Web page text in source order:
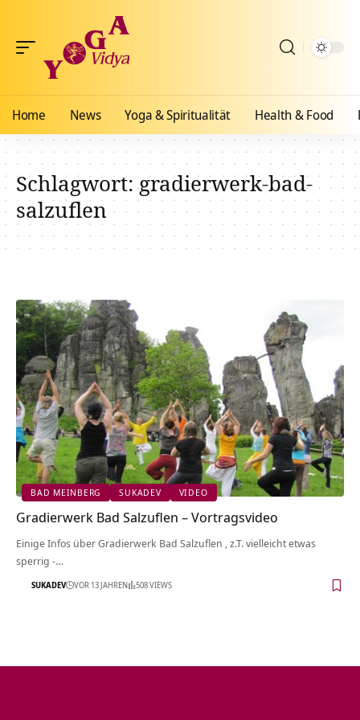
Home News Yoga & Spiritualität Health & Food
Schlagwort:gradierwerk-bad-
salzuflen
BAD MEINBERG SUKADEV VIDEO
Gradierwerk Bad Salzuflen‏‎ – Vortragsvideo
Einige Infos über Gradierwerk Bad Salzuflen‏‎ , z.T. vielleicht etwas
sperrig -…
SUKADEV VOR 13 JAHREN 508 VIEWS